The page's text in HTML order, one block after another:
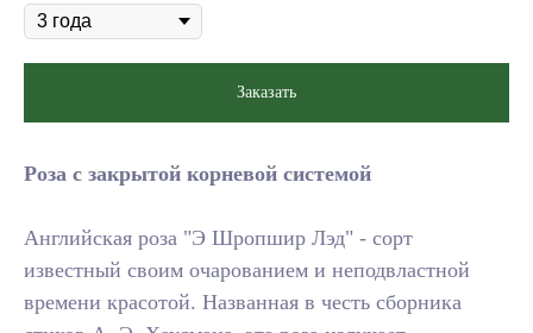
Заказать
Роза с закрытой корневой системой
Английская роза "Э Шропшир Лэд" - сорт
известный своим очарованием и неподвластной
времени красотой. Названная в честь сборника